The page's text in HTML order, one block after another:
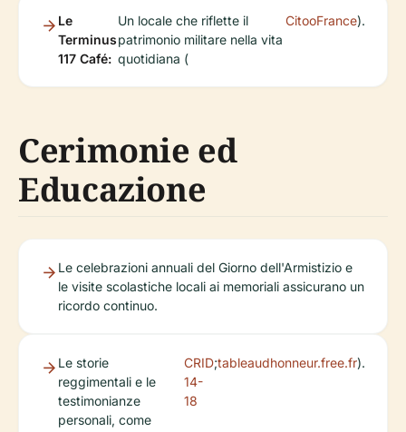
Le
Terminus
117 Café:
Un locale che riflette il
patrimonio militare nella vita
quotidiana (
CitooFrance).
Cerimonie ed
Educazione
Le celebrazioni annuali del Giorno dell'Armistizio e
le visite scolastiche locali ai memoriali assicurano un
ricordo continuo.
Le storie
reggimentali e le
testimonianze
personali, come
CRID
14-
18
;tableaudhonneur.free.fr).